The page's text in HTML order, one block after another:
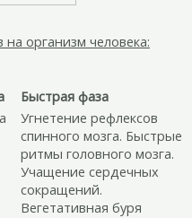
организм человека:
Быстрая фаза
Угнетение рефлексов
спинного мозга. Быстрые
ритмы головного мозга.
Учащение сердечных
сокращений.
Вегетативная буря